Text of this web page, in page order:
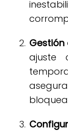
Gestión
ajuste